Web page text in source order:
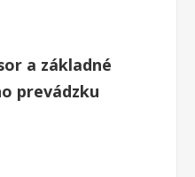
a základné
prevádzku